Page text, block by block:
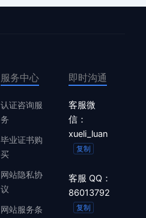
服务中心
认证咨询服
务
毕业证书购
买
网站隐私协
议
网站服务条
即时沟通
客服微
信：
xueli_luan
复制
客服 QQ：
86013792
复制